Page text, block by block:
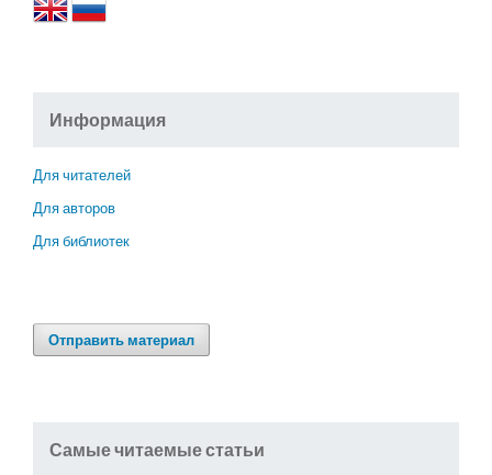
Информация
Для читателей
Для авторов
Для библиотек
Отправить материал
Самые читаемые статьи